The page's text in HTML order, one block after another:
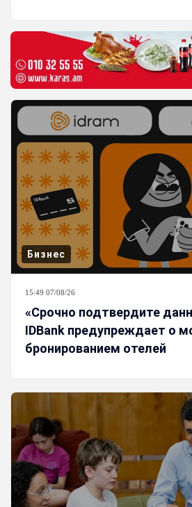
Бизнес
15:49 07/08/26
«Срочно подтвердите
IDBank предупреждает о
бронированием отелей